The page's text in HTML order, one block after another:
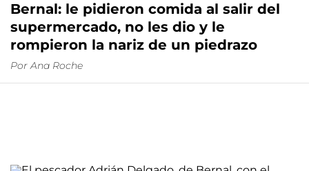
Bernal: le pidieron comida al salir del
supermercado, no les dio y le
rompieron la nariz de un piedrazo
Por Ana Roche